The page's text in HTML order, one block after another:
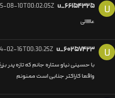
U u_۶۶۱۵۴۳۲۵ 08-10T00:02:05Z
عااااالی
U u_۶۰۲۵۷۴۲۳ 02-16T00:30:25Z
با حسینی نیاو ستاره جانم که تازه پدر
واقعا کاراکتر جذابی است ممنونم